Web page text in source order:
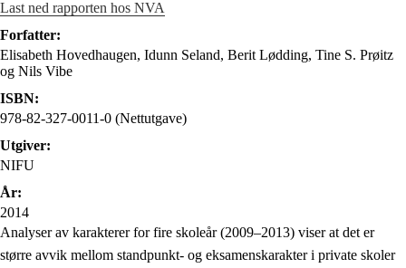
Last ned rapporten hos NVA
Forfatter:
Elisabeth Hovedhaugen, Idunn Seland, Berit Lødding, Tine S. Prøitz
og Nils Vibe
ISBN:
978-82-327-0011-0 (Nettutgave)
Utgiver:
NIFU
År:
2014
Analyser av karakterer for fire skoleår (2009–2013) viser at det er
større avvik mellom standpunkt- og eksamenskarakter i private skoler